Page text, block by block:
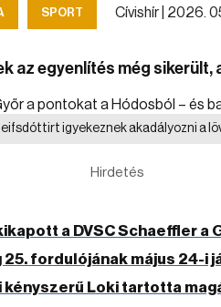
SPORT Cívishír | 2026.
az egyenlítés még sikerült,
igyekeznek akadályozni a
Hirdetés
a DVSC Schaeffler a
25. fordulójának május 24-i
kényszerű Loki tartotta